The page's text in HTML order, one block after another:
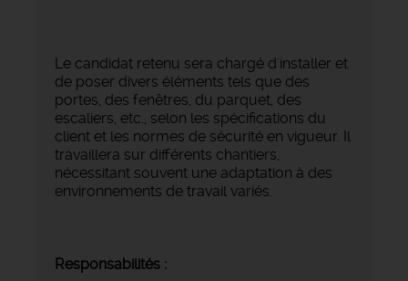
Le candidat retenu sera chargé d'installer et
de poser divers éléments tels que des
portes, des fenêtres, du parquet, des
escaliers, etc., selon les spécifications du
client et les normes de sécurité en vigueur. Il
travaillera sur différents chantiers,
nécessitant souvent une adaptation à des
environnements de travail variés.
Responsabilités :